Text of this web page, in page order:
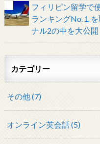
フィリピン留学で
ランキングNo.１
ナル2の中を大公開
カテゴリー
その他 (7)
オンライン英会話 (5)